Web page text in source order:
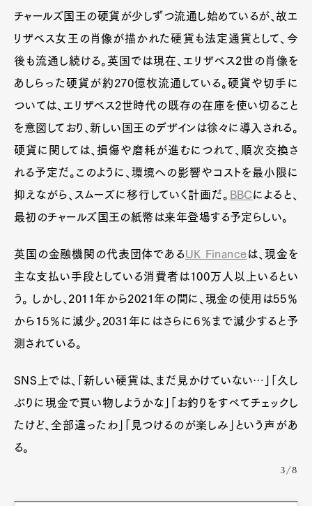
チャールズ国王の硬貨が少しずつ流通し始めているが、故エ
リザベス女王の肖像が描かれた硬貨も法定通貨として、今
後も流通し続ける。英国では現在、エリザベス2世の肖像を
あしらった硬貨が約270億枚流通している。硬貨や切手に
ついては、エリザベス2世時代の既存の在庫を使い切ること
を意図しており、新しい国王のデザインは徐々に導入される。
硬貨に関しては、損傷や磨耗が進むにつれて、順次交換さ
れる予定だ。このように、環境への影響やコストを最小限に
抑えながら、スムーズに移行していく計画だ。 BBCによると、
最初のチャールズ国王の紙幣は来年登場する予定らしい。
英国の金融機関の代表団体であるUK Finance は、現金を
主な支払い手段としている消費者は100万人以上いるとい
う。 しかし、2011年から2021年の間に、現金の使用は55％
から15％に減少。2031年にはさらに6％まで減少すると予
測されている。
SNS上では、「新しい硬貨は、まだ見かけていない…」「久し
ぶりに現金で買い物しようかな」「お釣りをすべてチェックし
たけど、全部違ったわ」「見つけるのが楽しみ」という声があ
る。
3/8